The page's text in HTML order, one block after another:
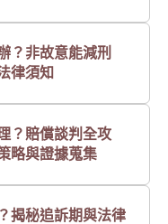
？非故意能減刑
律須知
？賠償談判全攻
略與證據蒐集
揭秘追訴期與法律